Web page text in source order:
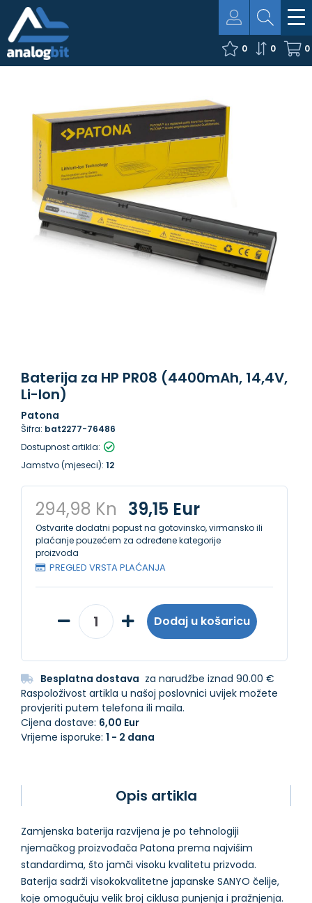
0
0
0
Baterija za HP PR08 (4400mAh, 14,4V,
Li-Ion)
Patona
Šifra: bat2277-76486
Dostupnost artikla:
Jamstvo (mjeseci): 12
294,98 Kn 39,15 Eur
Ostvarite dodatni popust na gotovinsko, virmansko ili
plaćanje pouzećem za određene kategorije
proizvoda
PREGLED VRSTA PLAĆANJA
Dodaj u košaricu
Besplatna dostava za narudžbe iznad 90.00 €
Raspoloživost artikla u našoj poslovnici uvijek možete
provjeriti putem telefona ili maila.
Cijena dostave: 6,00 Eur
Vrijeme isporuke: 1 - 2 dana
Opis artikla
Zamjenska baterija razvijena je po tehnologiji
njemačkog proizvođača Patona prema najvišim
standardima, što jamči visoku kvalitetu prizvoda.
Baterija sadrži visokokvalitetne japanske SANYO čelije,
koje omogučuju velik broj ciklusa punjenja i pražnjenja.